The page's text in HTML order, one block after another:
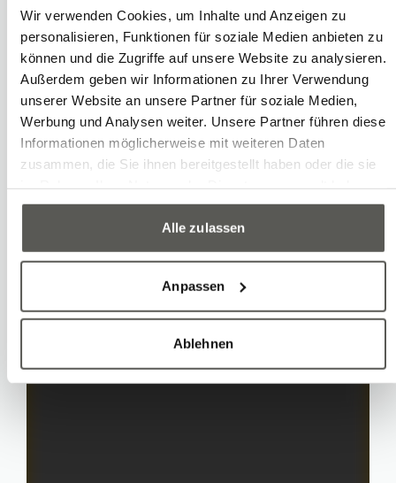
Wir verwenden Cookies, um Inhalte und Anzeigen zu
personalisieren, Funktionen für soziale Medien anbieten zu
können und die Zugriffe auf unsere Website zu analysieren.
Außerdem geben wir Informationen zu Ihrer Verwendung
unserer Website an unsere Partner für soziale Medien,
Werbung und Analysen weiter. Unsere Partner führen diese
Informationen möglicherweise mit weiteren Daten
zusammen, die Sie ihnen bereitgestellt haben oder die sie
Alle zulassen
Anpassen
Ablehnen
Systems
Robots industriels
Cellules et lignes robotisées
Solutions de vision